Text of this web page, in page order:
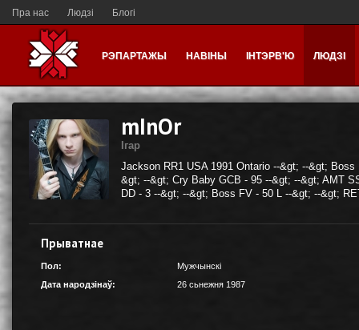
Пра нас Людзі Блогі
РЭПАРТАЖЫ НАВІНЫ ІНТЭРВ'Ю ЛЮДЗІ
mInOr
Iгар
Jackson RR1 USA 1991 Ontario --&gt; --&gt; Boss
&gt; --&gt; Cry Baby GCB - 95 --&gt; --&gt; AMT
DD - 3 --&gt; --&gt; Boss FV - 50 L --&gt; --&gt;
Прыватнае
Пол:
Мужчынскі
Дата народзінаў:
26 сьнежня 1987